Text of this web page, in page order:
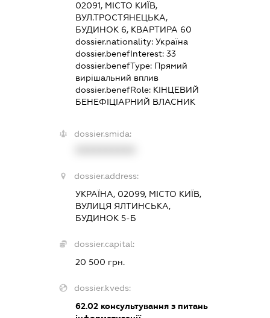
02091, МІСТО КИЇВ,
ВУЛ.ТРОСТЯНЕЦЬКА,
БУДИНОК 6, КВАРТИРА 60
dossier.nationality:Україна
dossier.benefInterest:33
dossier.benefType: Прямий
вирішальний вплив
dossier.benefRole: КІНЦЕВИЙ
БЕНЕФІЦІАРНИЙ ВЛАСНИК
dossier.smida:
dossier.address:
УКРАЇНА, 02099, МІСТО КИЇВ,
ВУЛИЦЯ ЯЛТИНСЬКА,
БУДИНОК 5-Б
dossier.capital:
20 500 грн.
dossier.kveds:
62.02 консультування з питань